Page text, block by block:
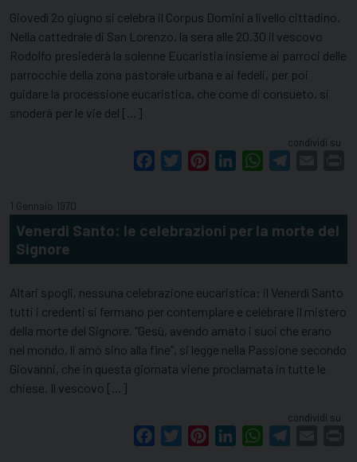
Giovedì 2o giugno si celebra il Corpus Domini a livello cittadino.
Nella cattedrale di San Lorenzo, la sera alle 20.30 il vescovo
Rodolfo presiederà la solenne Eucaristia insieme ai parroci delle
parrocchie della zona pastorale urbana e ai fedeli, per poi
guidare la processione eucaristica, che come di consueto, si
snoderà per le vie del […]
condividi su
FacebookTwitterPinterestLinkedInWhatsApp
1 Gennaio 1970
Venerdi Santo: le celebrazioni per la morte del
Signore
Altari spogli, nessuna celebrazione eucaristica: il Venerdì Santo
tutti i credenti si fermano per contemplare e celebrare il mistero
della morte del Signore. “Gesù, avendo amato i suoi che erano
nel mondo, li amò sino alla fine”, si legge nella Passione secondo
Giovanni, che in questa giornata viene proclamata in tutte le
chiese. Il vescovo […]
condividi su
FacebookTwitterPinterestLinkedInWhatsApp